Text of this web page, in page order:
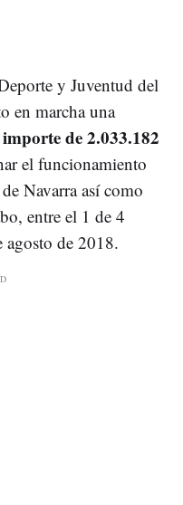
y Juventud del
en marcha una
de 2.033.182
el funcionamiento
Navarra así como
entre el 1 de 4
de 2018.